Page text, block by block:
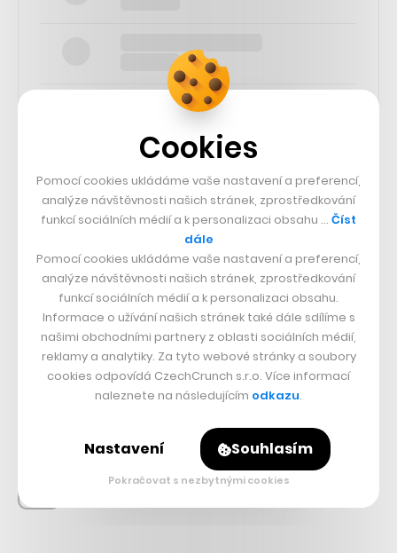
SLEDUJTE NÁS
73k
25k
56.4k
Cookies
Pomocí cookies ukládáme vaše nastavení a preferencí,
analýze návštěvnosti našich stránek, zprostředkování
funkcí sociálních médií a k personalizaci obsahu … Číst
dále
Pomocí cookies ukládáme vaše nastavení a preferencí,
analýze návštěvnosti našich stránek, zprostředkování
funkcí sociálních médií a k personalizaci obsahu.
Informace o užívání našich stránek také dále sdílíme s
našimi obchodními partnery z oblasti sociálních médií,
reklamy a analytiky. Za tyto webové stránky a soubory
cookies odpovídá CzechCrunch s.r.o. Více informací
naleznete na následujícím odkazu.
Nastavení Souhlasím
Pokračovat s nezbytnými cookies